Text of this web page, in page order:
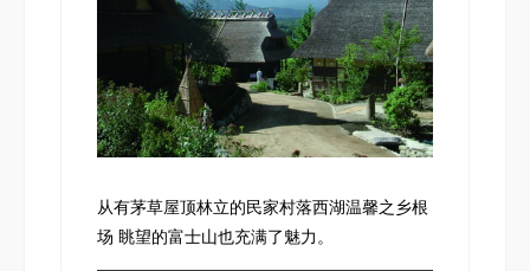
从有茅草屋顶林立的民家村落西湖温馨之乡根
场 眺望的富士山也充满了魅力。